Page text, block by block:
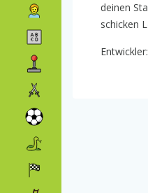
deinen
schicken